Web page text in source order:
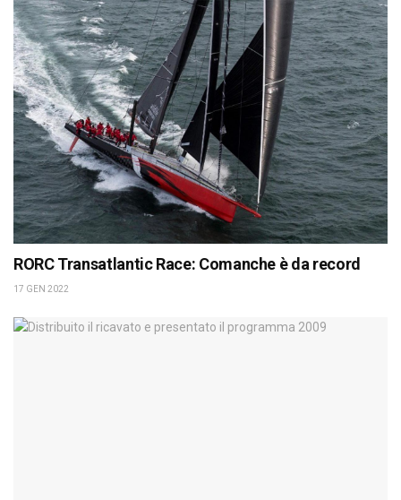
RORC Transatlantic Race: Comanche è da record
17 GEN 2022